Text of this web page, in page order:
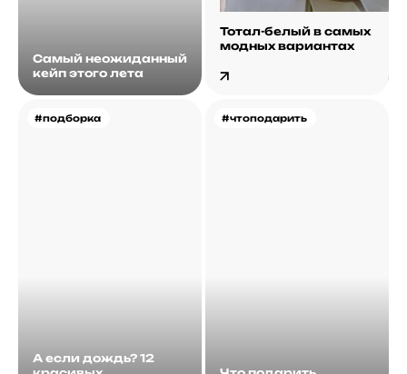
Самый неожиданный
кейп этого лета
Тотал-белый в самых
модных вариантах
#подборка
А если дождь? 12
#чтоподарить